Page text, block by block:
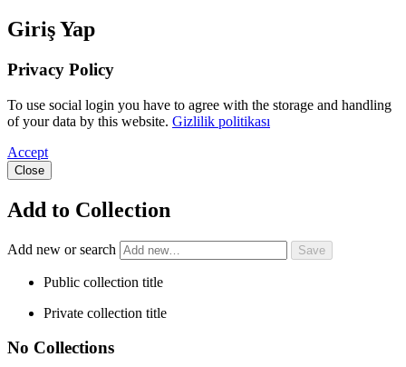
Giriş Yap
Privacy Policy
To use social login you have to agree with the storage and handling
of your data by this website. Gizlilik politikası
Accept
Close
Add to Collection
Add new or search
Public collection title
Private collection title
No Collections